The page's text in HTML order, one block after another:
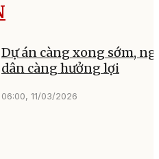
Dự án càng xong sớm,
dân càng hưởng lợi
06:00, 11/03/2026